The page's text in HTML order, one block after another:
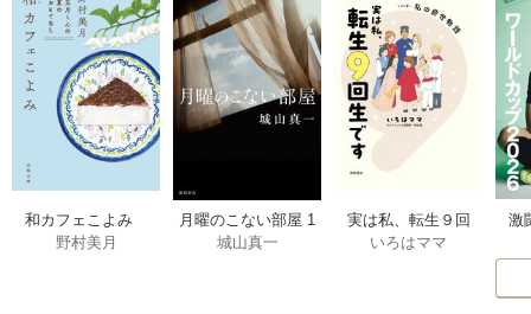
和カフェこよみ
五月くんの夏のお
野村美月
月曜のこない部屋 1
巻
城山真一
実は私、転生９回
生です マンガ
いろはママ
激